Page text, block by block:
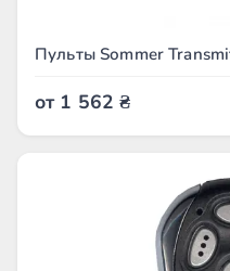
Пульты Sommer
от 1 562 ₴